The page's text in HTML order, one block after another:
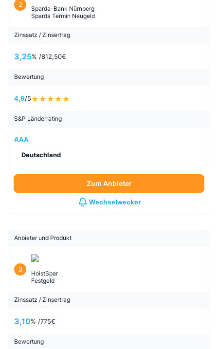
2
Sparda-Bank Nürnberg
Sparda Termin Neugeld
Zinssatz / Zinsertrag
3,25% /812,50€
Bewertung
4,9/5
S&P Länderrating
AAA
Deutschland
Zum Anbieter
Wechselwecker
Anbieter und Produkt
3
HoistSpar
Festgeld
Zinssatz / Zinsertrag
3,10% /775€
Bewertung